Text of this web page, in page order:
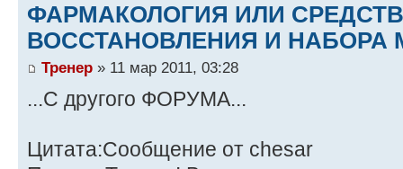
ФАРМАКОЛОГИЯ ИЛИ
ВОССТАНОВЛЕНИЯ И НАБОРА
Тренер » 11 мар 2011, 03:28
...С другого ФОРУМА...
Цитата:Сообщение от chesar